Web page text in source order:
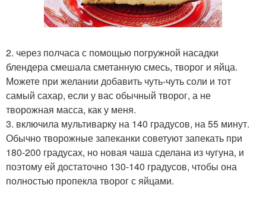
2. через полчаса с помощью погружной насадки
блендера смешала сметанную смесь, творог и яйца.
Можете при желании добавить чуть-чуть соли и тот
самый сахар, если у вас обычный творог, а не
творожная масса, как у меня.
3. включила мультиварку на 140 градусов, на 55 минут.
Обычно творожные запеканки советуют запекать при
180-200 градусах, но новая чаша сделана из чугуна, и
поэтому ей достаточно 130-140 градусов, чтобы она
полностью пропекла творог с яйцами.